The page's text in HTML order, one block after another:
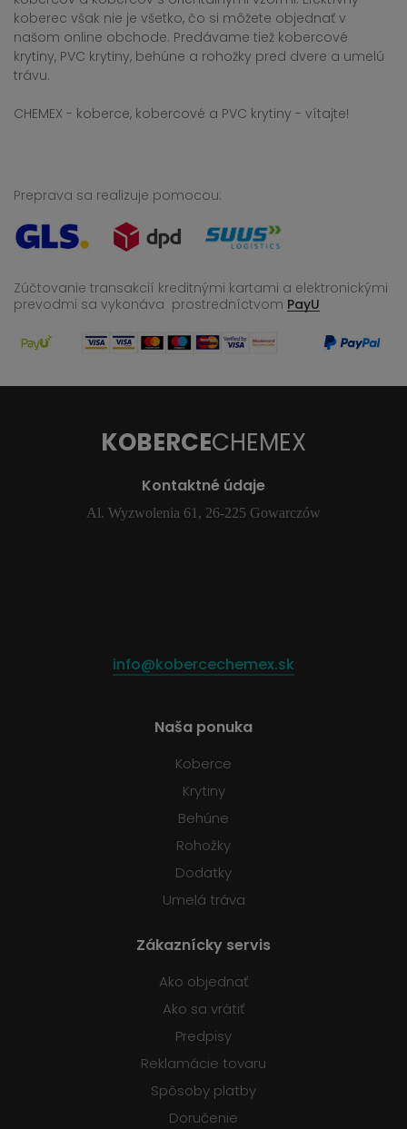
koberec však nie je všetko, čo si môžete objednať v
našom online obchode. Predávame tiež kobercové
krytiny, PVC krytiny, behúne a rohožky pred dvere a umelú
trávu.
CHEMEX - koberce, kobercové a PVC krytiny - vítajte!
Preprava sa realizuje pomocou:
Zúčtovanie transakcií kreditnými kartami a elektronickými
prevodmi sa vykonáva prostredníctvom PayU
KOBERCECHEMEX
Kontaktné údaje
Al. Wyzwolenia 61, 26-225 Gowarczów
info@kobercechemex.sk
Naša ponuka
Koberce
Krytiny
Behúne
Rohožky
Dodatky
Umelá tráva
Zákaznícky servis
Ako objednať
Ako sa vrátiť
Predpisy
Reklamácie tovaru
Spôsoby platby
Doručenie